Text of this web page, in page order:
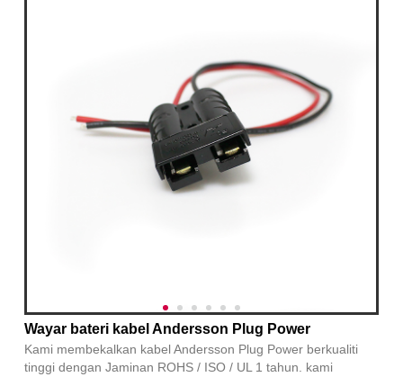
Wayar bateri kabel Andersson Plug Power
Kami membekalkan kabel Andersson Plug Power berkualiti
tinggi dengan Jaminan ROHS / ISO / UL 1 tahun. kami